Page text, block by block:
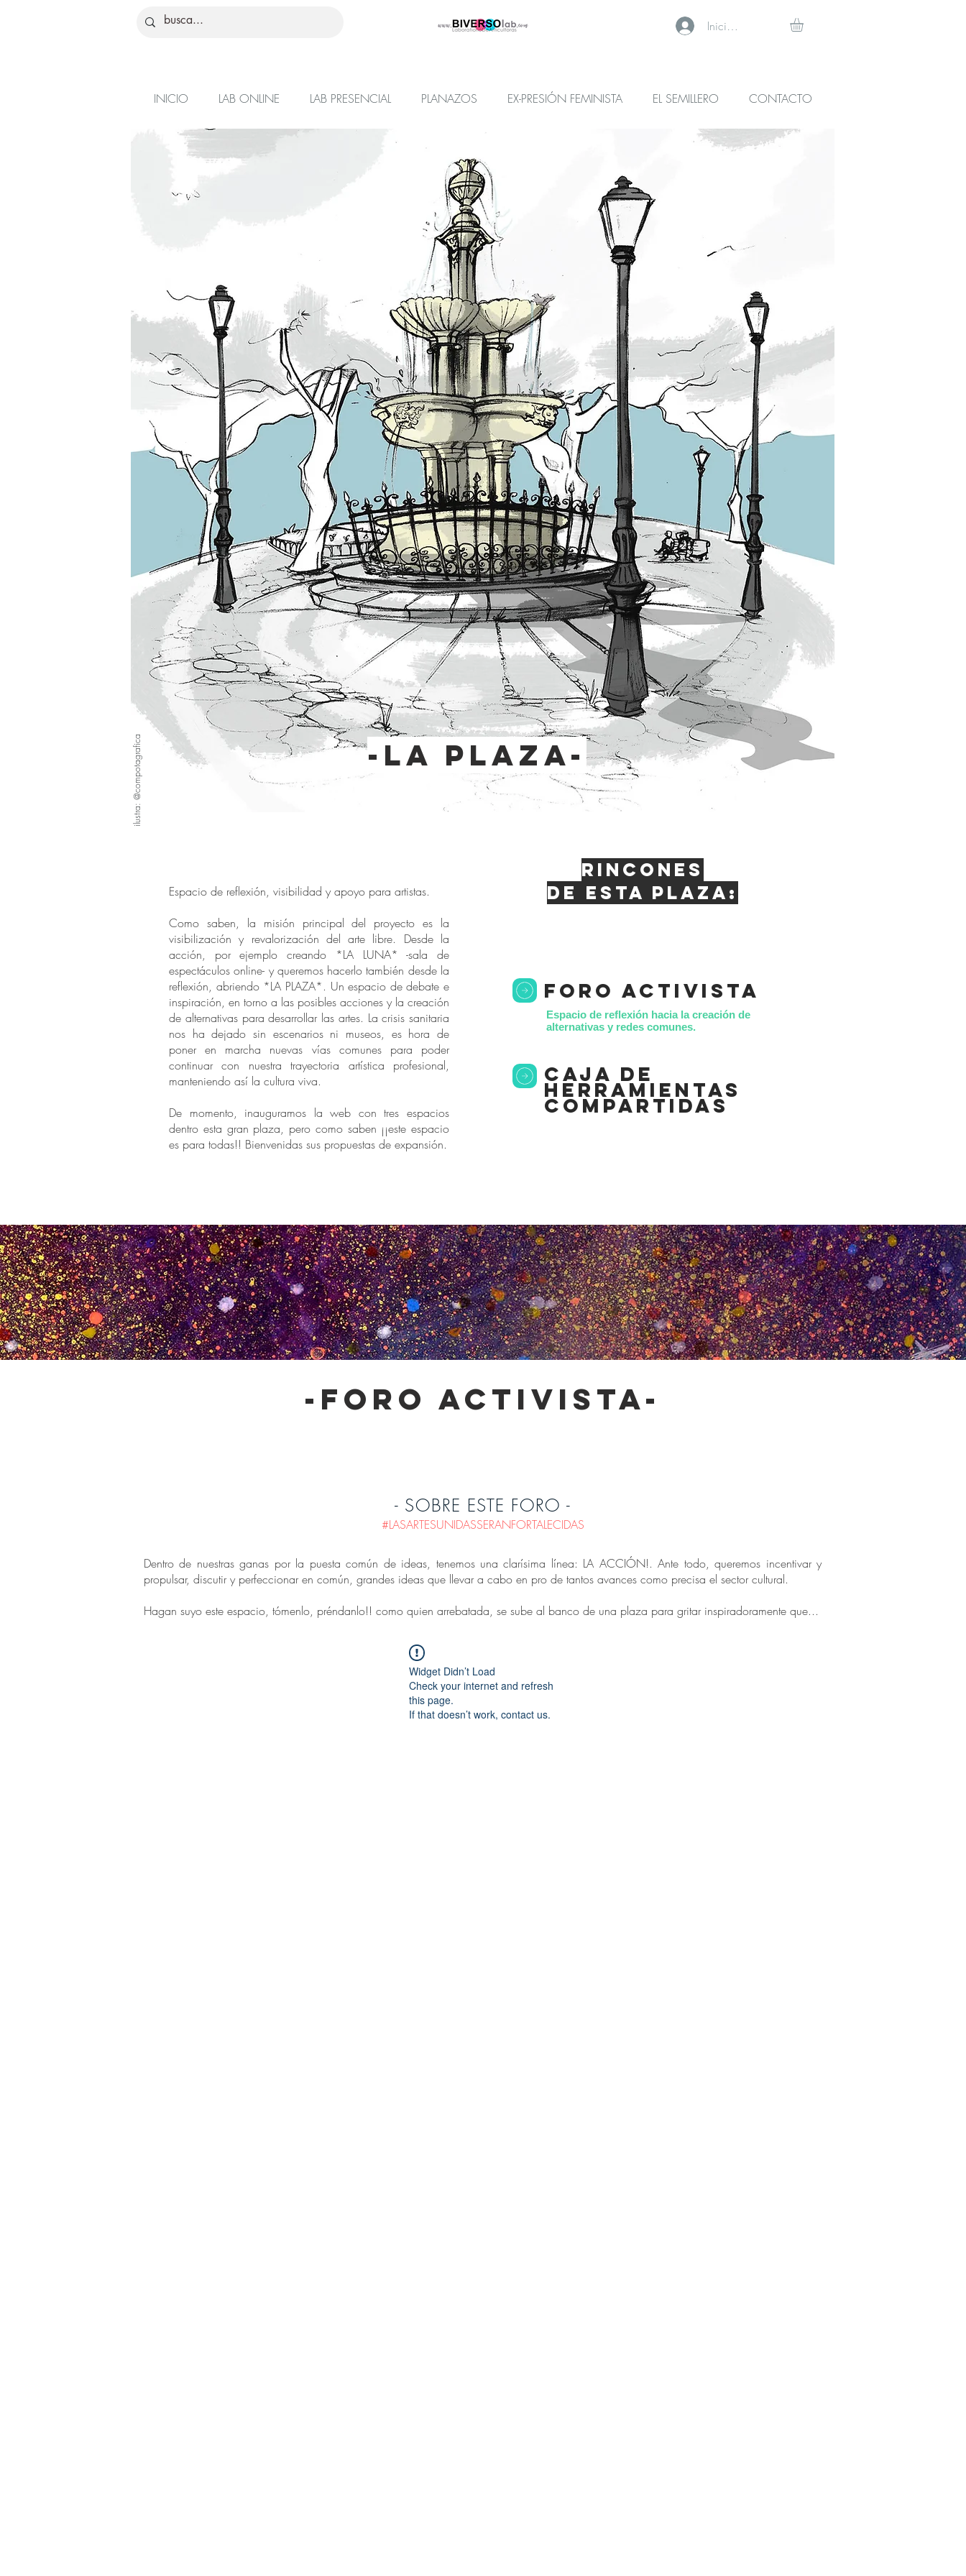
Iniciar sesión
INICIO LAB ONLINE LAB PRESENCIAL PLANAZOS EX-PRESIÓN FEMINISTA EL SEMILLERO CONTACTO
-la plaza-
ilustra: @compotagrafica
Espacio de reflexión, visibilidad y apoyo para artistas.
Como saben, la misión principal del proyecto es la
visibilización y revalorización del arte libre. Desde la
acción, por ejemplo creando *LA LUNA* -sala de
espectáculos online- y queremos hacerlo también desde la
reflexión, abriendo *LA PLAZA*. Un espacio de debate e
inspiración, en torno a las posibles acciones y la creación
de alternativas para desarrollar las artes. La crisis sanitaria
nos ha dejado sin escenarios ni museos, es hora de
poner en marcha nuevas vías comunes para poder
continuar con nuestra trayectoria artística profesional,
manteniendo así la cultura viva.
De momento, inauguramos la web con tres espacios
dentro esta gran plaza, pero como saben ¡¡este espacio
es para todas!! Bienvenidas sus propuestas de expansión.
Rincones
de esta plaza:
foro activista
Espacio de reflexión hacia la creación de
alternativas y redes comunes.
caja de
herramientas
compartidas
-foro activista-
- SOBRE ESTE FORO -
#LASARTESUNIDASSERANFORTALECIDAS
Dentro de nuestras ganas por la puesta común de ideas, tenemos una clarísima línea: LA ACCIÓN!. Ante todo, queremos incentivar y
propulsar, discutir y perfeccionar en común, grandes ideas que llevar a cabo en pro de tantos avances como precisa el sector cultural.
Hagan suyo este espacio, tómenlo, préndanlo!! como quien arrebatada, se sube al banco de una plaza para gritar inspiradoramente que...
Widget Didn’t Load
Check your internet and refresh
this page.
If that doesn’t work, contact us.